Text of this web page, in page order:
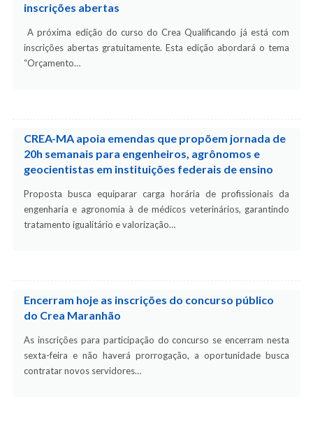
inscrições abertas
A próxima edição do curso do Crea Qualificando já está com
inscrições abertas gratuitamente. Esta edição abordará o tema
“Orçamento…
CREA-MA apoia emendas que propõem jornada de
20h semanais para engenheiros, agrônomos e
geocientistas em instituições federais de ensino
Proposta busca equiparar carga horária de profissionais da
engenharia e agronomia à de médicos veterinários, garantindo
tratamento igualitário e valorização…
Encerram hoje as inscrições do concurso público
do Crea Maranhão
As inscrições para participação do concurso se encerram nesta
sexta-feira e não haverá prorrogação, a oportunidade busca
contratar novos servidores…